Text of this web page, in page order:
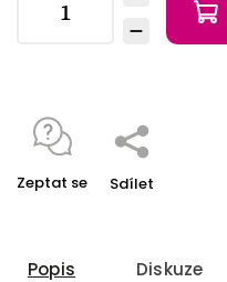
Zeptat se Sdílet
Popis Diskuze